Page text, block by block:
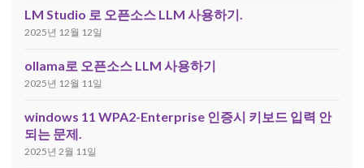
LM Studio 로 오픈소스 LLM 사용하기.
2025년 12월 12일
ollama로 오픈소스 LLM 사용하기
2025년 12월 11일
windows 11 WPA2-Enterprise 인증시 키보드 입력 안
되는 문제.
2025년 2월 11일